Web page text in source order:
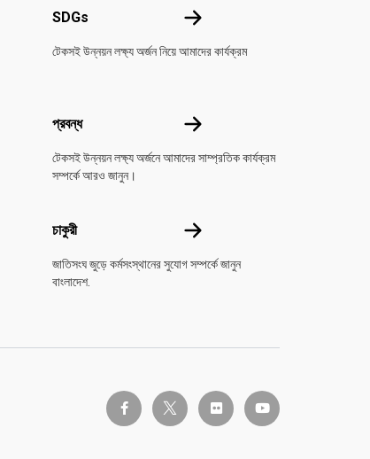
SDGs SDGs
টেকসই উন্নয়ন লক্ষ্য অর্জন নিয়ে আমাদের কার্যক্রম
প্রবন্ধ প্রবন্ধ
টেকসই উন্নয়ন লক্ষ্য অর্জনে আমাদের সাম্প্রতিক কার্যক্রম
সম্পর্কে আরও জানুন।
চাকুরী চাকুরী
জাতিসংঘ জুড়ে কর্মসংস্থানের সুযোগ সম্পর্কে জানুন
বাংলাদেশ.
facebook-ftwitter-x flickr youtube